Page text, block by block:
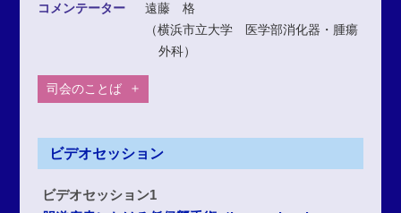
コメンテーター
遠藤 格
（横浜市立大学 医学部消化器・腫瘍
外科）
司会のことば
ビデオセッション
ビデオセッション1